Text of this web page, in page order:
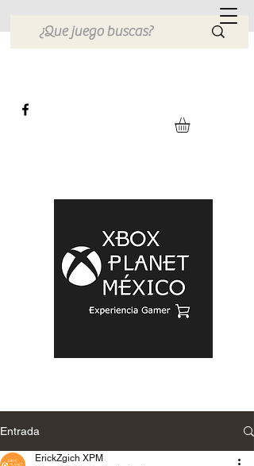
Xbox Planet México
Entrada
ErickZgich XPM